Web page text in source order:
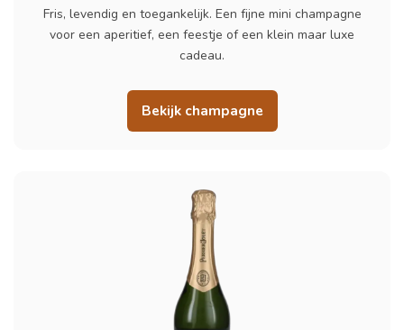
Fris, levendig en toegankelijk. Een fijne mini champagne
voor een aperitief, een feestje of een klein maar luxe
cadeau.
Bekijk champagne